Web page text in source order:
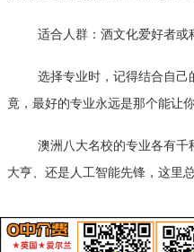
适合人群：酒文化爱好者或
选择专业时，记得结合自
竟，最好的专业永远是那个能让
澳洲八大名校的专业各有千
大亨、还是人工智能先锋，这里